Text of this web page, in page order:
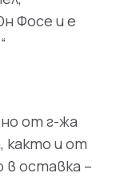
Фосе и е
от г-жа
както и от
оставка –